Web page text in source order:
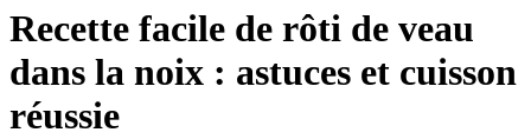
Recette facile de rôti de veau
dans la noix : astuces et cuisson
réussie